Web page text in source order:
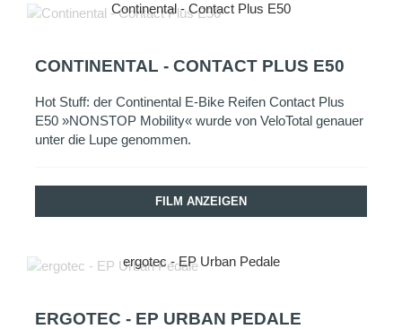
Continental - Contact Plus E50
CONTINENTAL - CONTACT PLUS E50
Hot Stuff: der Continental E-Bike Reifen Contact Plus
E50 »NONSTOP Mobility« wurde von VeloTotal genauer
unter die Lupe genommen.
FILM ANZEIGEN
ergotec - EP Urban Pedale
ERGOTEC - EP URBAN PEDALE